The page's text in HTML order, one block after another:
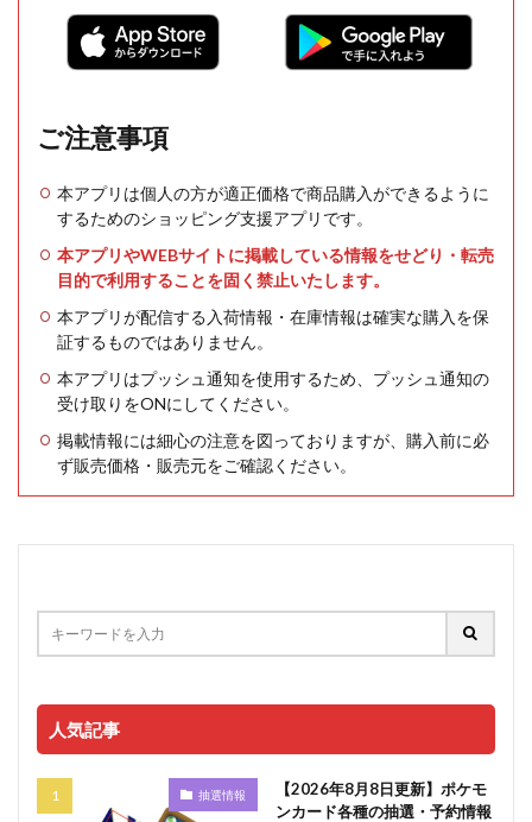
ご注意事項
本アプリは個人の方が適正価格で商品購入ができるように
するためのショッピング支援アプリです。
本アプリやWEBサイトに掲載している情報をせどり・転売
目的で利用することを固く禁止いたします。
本アプリが配信する入荷情報・在庫情報は確実な購入を保
証するものではありません。
本アプリはプッシュ通知を使用するため、プッシュ通知の
受け取りをONにしてください。
掲載情報には細心の注意を図っておりますが、購入前に必
ず販売価格・販売元をご確認ください。
人気記事
抽選情報
【2026年8月8日更新】ポケモ
ンカード各種の抽選・予約情報